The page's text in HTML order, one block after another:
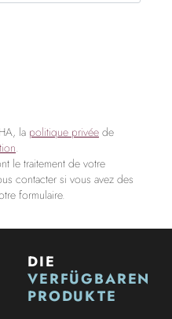
la politique privée de
.
le traitement de votre
contacter si vous avez des
formulaire.
DIE
VERFÜGBAREN
PRODUKTE